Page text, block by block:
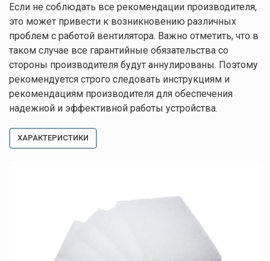
Если не соблюдать все рекомендации производителя,
это может привести к возникновению различных
проблем с работой вентилятора. Важно отметить, что в
таком случае все гарантийные обязательства со
стороны производителя будут аннулированы. Поэтому
рекомендуется строго следовать инструкциям и
рекомендациям производителя для обеспечения
надежной и эффективной работы устройства.
ХАРАКТЕРИСТИКИ